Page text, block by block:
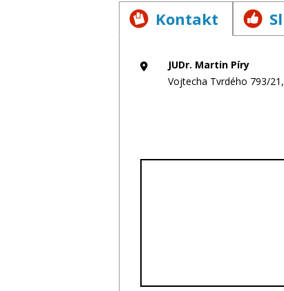
Kontakt
JUDr. Martin Píry
Vojtecha Tvrdého 793/